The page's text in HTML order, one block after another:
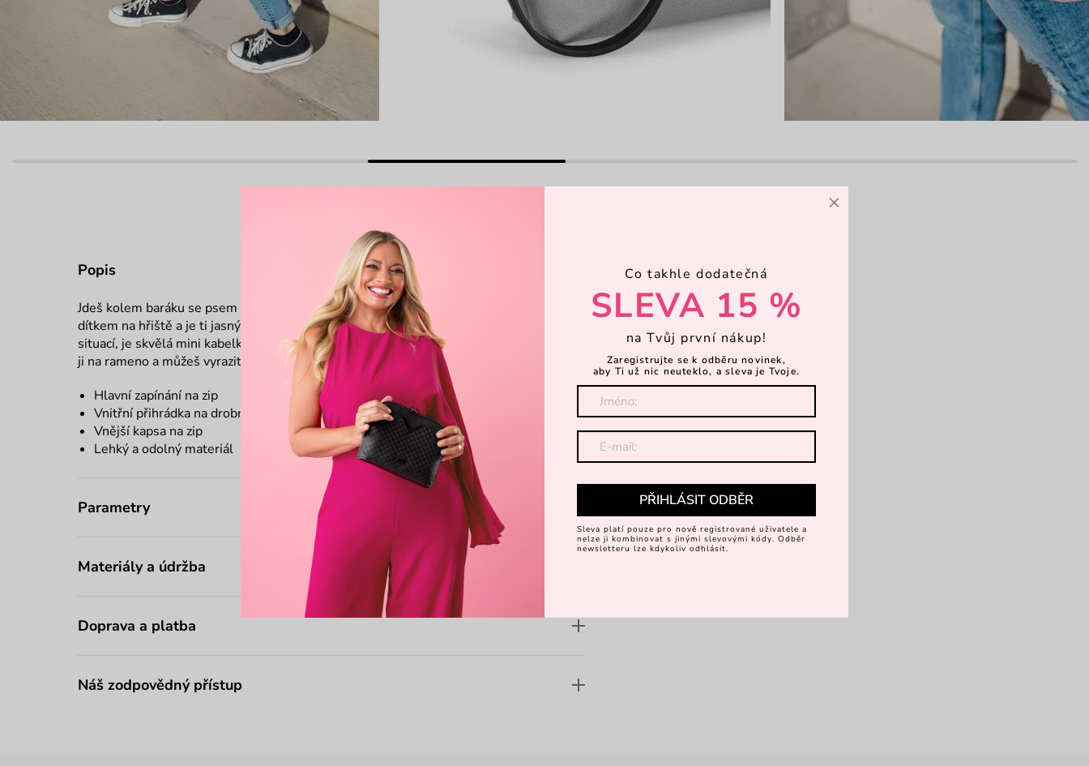
Popis
Jdeš kolem baráku se psem a víš, že si cestou dáš jedno točené, orosené. Vyrazíš s
dítkem na hřiště a je ti jasný, že bez zmrzky se to neobejde. Pro tyhle a spoustu dalších
situací, je skvělá mini kabelka Nuria Grey, do které dáš jen pár nejnutnějších věcí, hodíš
ji na rameno a můžeš vyrazit.
Hlavní zapínání na zip
Vnitřní přihrádka na drobnosti a kapsa na zip
Vnější kapsa na zip
Lehký a odolný materiál
Parametry
Materiály a údržba
Doprava a platba
Náš zodpovědný přístup
Popruh
Kapsičky
Zavírání zip
×
Co takhle dodatečná
SLEVA 15 %
na Tvůj první nákup!
Zaregistrujte se k odběru novinek,
aby Ti už nic neuteklo, a sleva je Tvoje.
PŘIHLÁSIT ODBĚR
Sleva platí pouze pro nově registrované uživatele a
nelze ji kombinovat s jinými slevovými kódy. Odběr
newsletteru lze kdykoliv odhlásit.